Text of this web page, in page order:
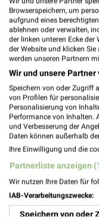
ÖPNV
Browserspeichern, um
aufgrund eines
ablehnen oder verwalten,
der linken unteren Ecke
der Website und klicken
werden unseren Partnern
Wir und unsere
Speichern von oder Zugriff
von Profilen für
Personalisierung von
Performance von Inhalten.
und Verbesserung der
Daten können außerhalb
Ihre Einwilligung und die
Partnerliste anzeigen
Wir nutzen Ihre Daten für
IAB-Verarbeitungszwecke:
Speichern von oder